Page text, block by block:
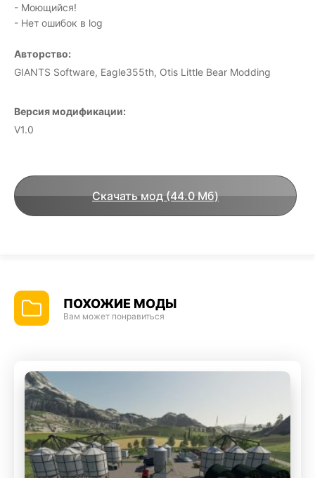
- Моющийся!
- Нет ошибок в log
Авторство:
GIANTS Software, Eagle355th, Otis Little Bear Modding
Версия модификации:
V1.0
Скачать мод (44.0 Мб)
ПОХОЖИЕ МОДЫ
Вам может понравиться